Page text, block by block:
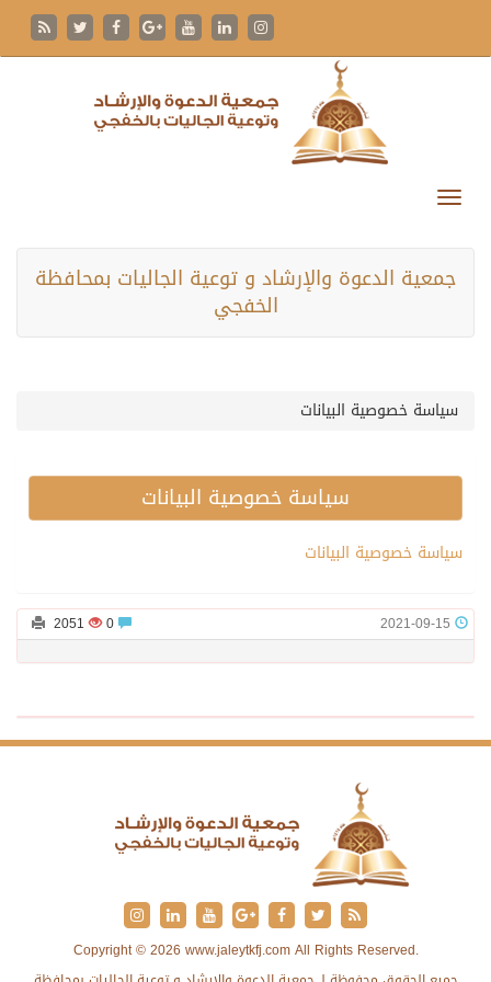
جمعية الدعوة والإرشاد و توعية الجاليات بمحافظة
الخفجي
سياسة خصوصية البيانات
سياسة خصوصية البيانات
سياسة خصوصية البيانات
2021-09-15
2051
Copyright © 2026 www.jaleytkfj.com All Rights Reserved.